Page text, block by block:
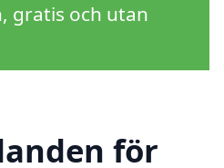
gratis och utan
för